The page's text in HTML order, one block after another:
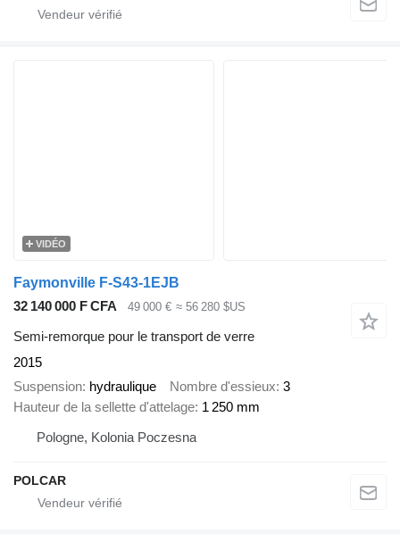
VIDÉO
Faymonville F-S43-1EJB
32 140 000 F CFA
49 000 € ≈ 56 280 $US
Semi-remorque pour le transport de verre
2015
Suspension hydraulique Nombre d'essieux 3
Hauteur de la sellette d'attelage 1 250 mm
Pologne, Kolonia Poczesna
POLCAR